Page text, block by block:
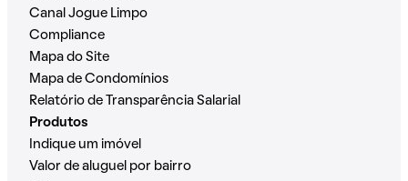
Canal Jogue Limpo
Compliance
Mapa do Site
Mapa de Condomínios
Relatório de Transparência Salarial
Produtos
Indique um imóvel
Valor de aluguel por bairro